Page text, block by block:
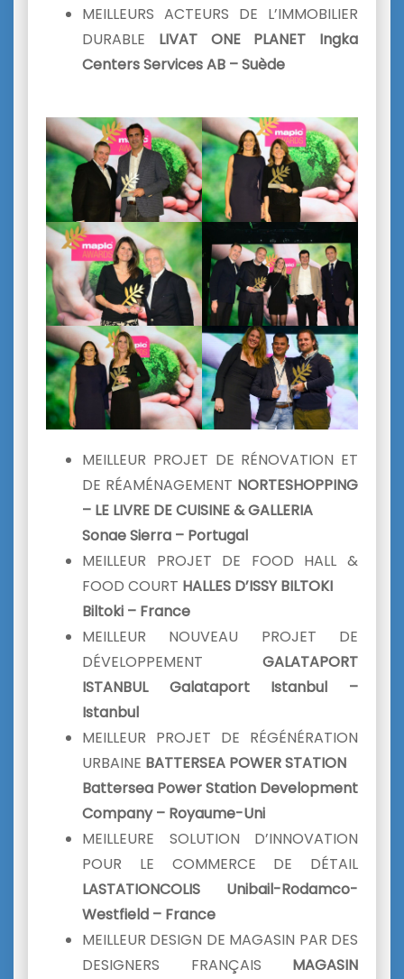
MEILLEURS ACTEURS DE L’IMMOBILIER
DURABLE LIVAT ONE PLANET Ingka
Centers Services AB – Suède
MEILLEUR PROJET DE RÉNOVATION ET
DE RÉAMÉNAGEMENT NORTESHOPPING
– LE LIVRE DE CUISINE & GALLERIA
Sonae Sierra – Portugal
MEILLEUR PROJET DE FOOD HALL &
FOOD COURT HALLES D’ISSY BILTOKI
Biltoki – France
MEILLEUR NOUVEAU PROJET DE
DÉVELOPPEMENT GALATAPORT
ISTANBUL Galataport Istanbul –
Istanbul
MEILLEUR PROJET DE RÉGÉNÉRATION
URBAINE BATTERSEA POWER STATION
Battersea Power Station Development
Company – Royaume-Uni
MEILLEURE SOLUTION D’INNOVATION
POUR LE COMMERCE DE DÉTAIL
LASTATIONCOLIS Unibail-Rodamco-
Westfield – France
MEILLEUR DESIGN DE MAGASIN PAR DES
DESIGNERS FRANÇAIS MAGASIN